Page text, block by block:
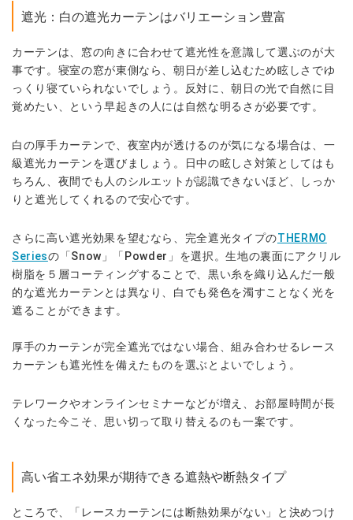
遮光：白の遮光カーテンはバリエーション豊富
カーテンは、窓の向きに合わせて遮光性を意識して選ぶのが大
事です。寝室の窓が東側なら、朝日が差し込むため眩しさでゆ
っくり寝ていられないでしょう。反対に、朝日の光で自然に目
覚めたい、という早起きの人には自然な明るさが必要です。
白の厚手カーテンで、夜室内が透けるのが気になる場合は、一
級遮光カーテンを選びましょう。日中の眩しさ対策としてはも
ちろん、夜間でも人のシルエットが認識できないほど、しっか
りと遮光してくれるので安心です。
さらに高い遮光効果を望むなら、完全遮光タイプのTHERMO
Seriesの「Snow」「Powder」を選択。生地の裏面にアクリル
樹脂を５層コーティングすることで、黒い糸を織り込んだ一般
的な遮光カーテンとは異なり、白でも発色を濁すことなく光を
遮ることができます。
厚手のカーテンが完全遮光ではない場合、組み合わせるレース
カーテンも遮光性を備えたものを選ぶとよいでしょう。
テレワークやオンラインセミナーなどが増え、お部屋時間が長
くなった今こそ、思い切って取り替えるのも一案です。
高い省エネ効果が期待できる遮熱や断熱タイプ
ところで、「レースカーテンには断熱効果がない」と決めつけ